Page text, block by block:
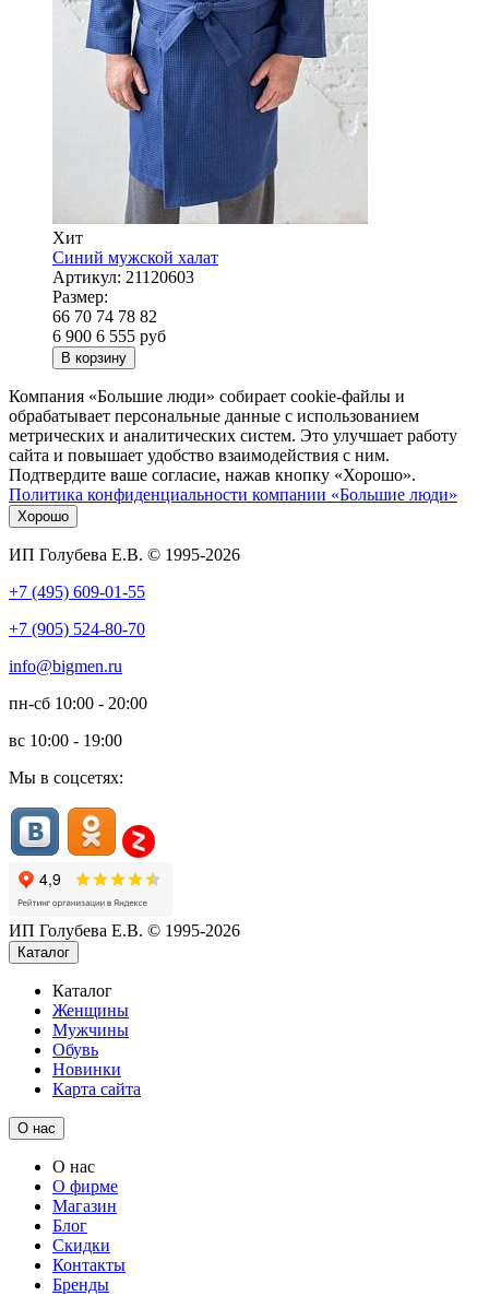
Хит
Синий мужской халат
Артикул: 21120603
Размер:
66 70 74 78 82
6 900 6 555 руб
В корзину
Компания «Большие люди» собирает cookie-файлы и
обрабатывает персональные данные с использованием
метрических и аналитических систем. Это улучшает работу
сайта и повышает удобство взаимодействия с ним.
Подтвердите ваше согласие, нажав кнопку «Хорошо».
Политика конфиденциальности компании «Большие люди»
Хорошо
ИП Голубева Е.В. © 1995-2026
+7 (495) 609-01-55
+7 (905) 524-80-70
info@bigmen.ru
пн-сб 10:00 - 20:00
вс 10:00 - 19:00
Мы в соцсетях:
ИП Голубева Е.В. © 1995-2026
Каталог
Каталог
Женщины
Мужчины
Обувь
Новинки
Карта сайта
О нас
О нас
О фирме
Магазин
Блог
Скидки
Контакты
Бренды